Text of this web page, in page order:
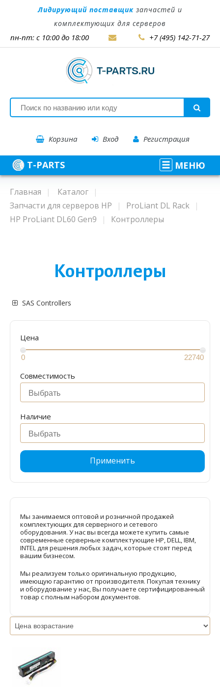
Лидирующий поставщик запчастей и
комплектующих для серверов
пн-пт: с 10:00 до 18:00 +7 (495) 142-71-27
Корзина Вход Регистрация
T-PARTS МЕНЮ
Главная
Каталог
Запчасти для серверов HP
ProLiant DL Rack
HP ProLiant DL60 Gen9
Контроллеры
Контроллеры
SAS Controllers
Цена
Совместимость
Наличие
Применить
Мы занимаемся оптовой и розничной продажей
комплектующих для серверного и сетевого
оборудования. У нас вы всегда можете купить самые
современные серверные комплектующие HP, DELL, IBM,
INTEL для решения любых задач, которые стоят перед
вашим бизнесом.
Мы реализуем только оригинальную продукцию,
имеющую гарантию от производителя. Покупая технику
и оборудование у нас, Вы получаете сертифицированный
товар с полным набором документов.